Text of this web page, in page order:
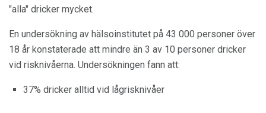
"alla" dricker mycket.
En undersökning av hälsoinstitutet på 43 000 personer över
18 år konstaterade att mindre än 3 av 10 personer dricker
vid risknivåerna. Undersökningen fann att:
37% dricker alltid vid lågrisknivåer